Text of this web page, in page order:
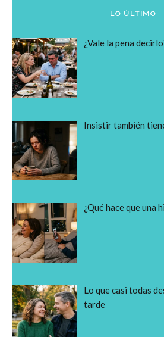
LO ÚLTIMO
¿Vale la pena
Insistir también
¿Qué hace que una
Lo que casi todas
tarde